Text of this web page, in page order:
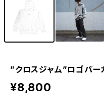
”クロスジャム”ロゴパー
¥8,800